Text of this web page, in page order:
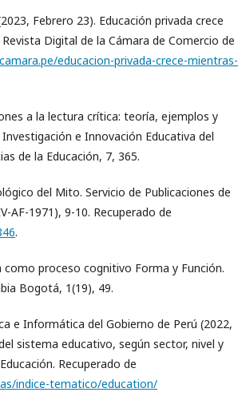
Febrero 23). Educación privada crece
Digital de la Cámara de Comercio de
educacion-privada-crece-mientras-
a la lectura crítica: teoría, ejemplos y
e Innovación Educativa del
de la Educación, 7, 365.
del Mito. Servicio de Publicaciones de
AF-1971), 9-10. Recuperado de
.
proceso cognitivo Forma y Función.
Bogotá, 1(19), 49.
e Informática del Gobierno de Perú (2022,
sistema educativo, según sector, nivel y
Recuperado de
indice-tematico/education/